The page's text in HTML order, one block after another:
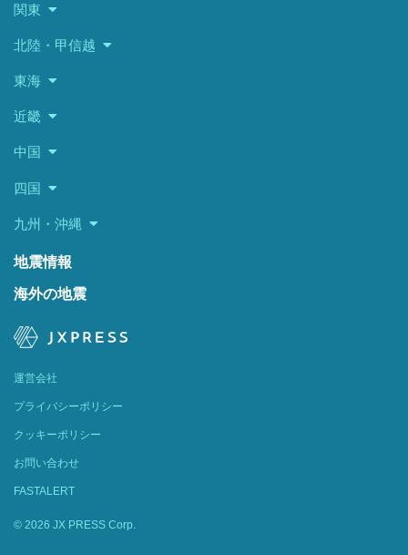
関東
北陸・甲信越
東海
近畿
中国
四国
九州・沖縄
地震情報
海外の地震
運営会社
プライバシーポリシー
クッキーポリシー
お問い合わせ
FASTALERT
© 2026 JX PRESS Corp.